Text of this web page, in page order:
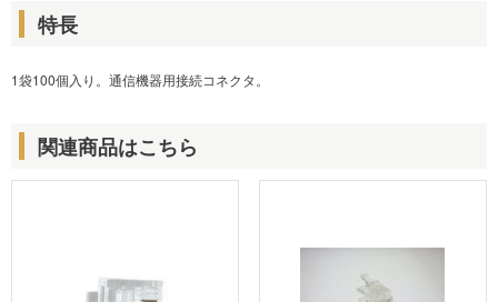
特長
1袋100個入り。通信機器用接続コネクタ。
関連商品はこちら